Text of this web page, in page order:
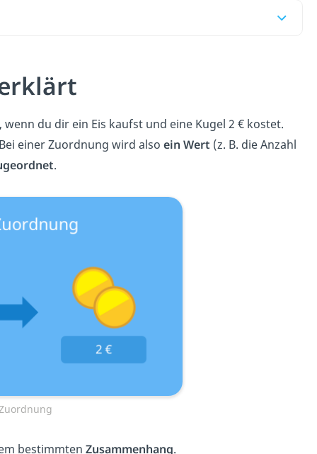
du dir ein Eis kaufst und eine Kugel 2 € kostet.
einer Zuordnung wird also ein Wert (z. B. dieAnzahl
.
bestimmten Zusammenhang.